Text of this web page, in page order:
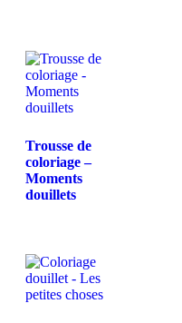
Trousse de
coloriage –
Moments
douillets